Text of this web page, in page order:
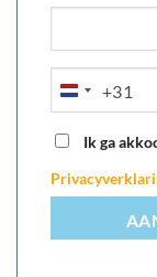
+31
Ik ga